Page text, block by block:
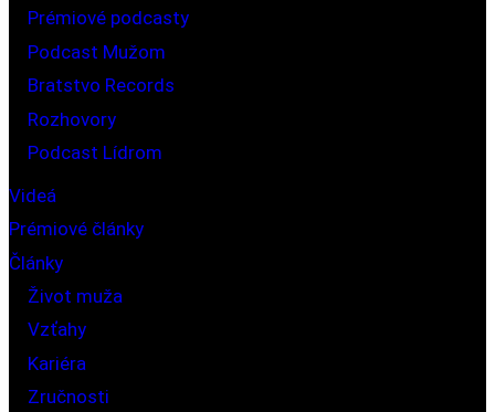
Prémiové podcasty
Podcast Mužom
Bratstvo Records
Rozhovory
Podcast Lídrom
Videá
Prémiové články
Články
Život muža
Vzťahy
Kariéra
Zručnosti